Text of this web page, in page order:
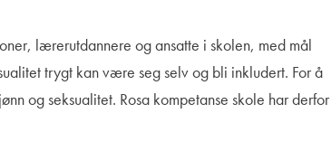
lærerutdannere og ansatte i skolen, med mål
trygt kan være seg selv og bli inkludert. For å
og seksualitet. Rosa kompetanse skole har derfor